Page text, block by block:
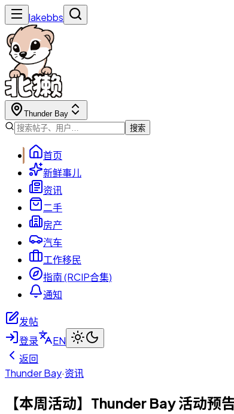
lakebbs
Thunder Bay
搜索
首页
新鲜事儿
资讯
二手
房产
汽车
工作移民
指南 (RCIP合集)
通知
发帖
登录
EN
返回
Thunder Bay·资讯
【本周活动】Thunder Bay 活动